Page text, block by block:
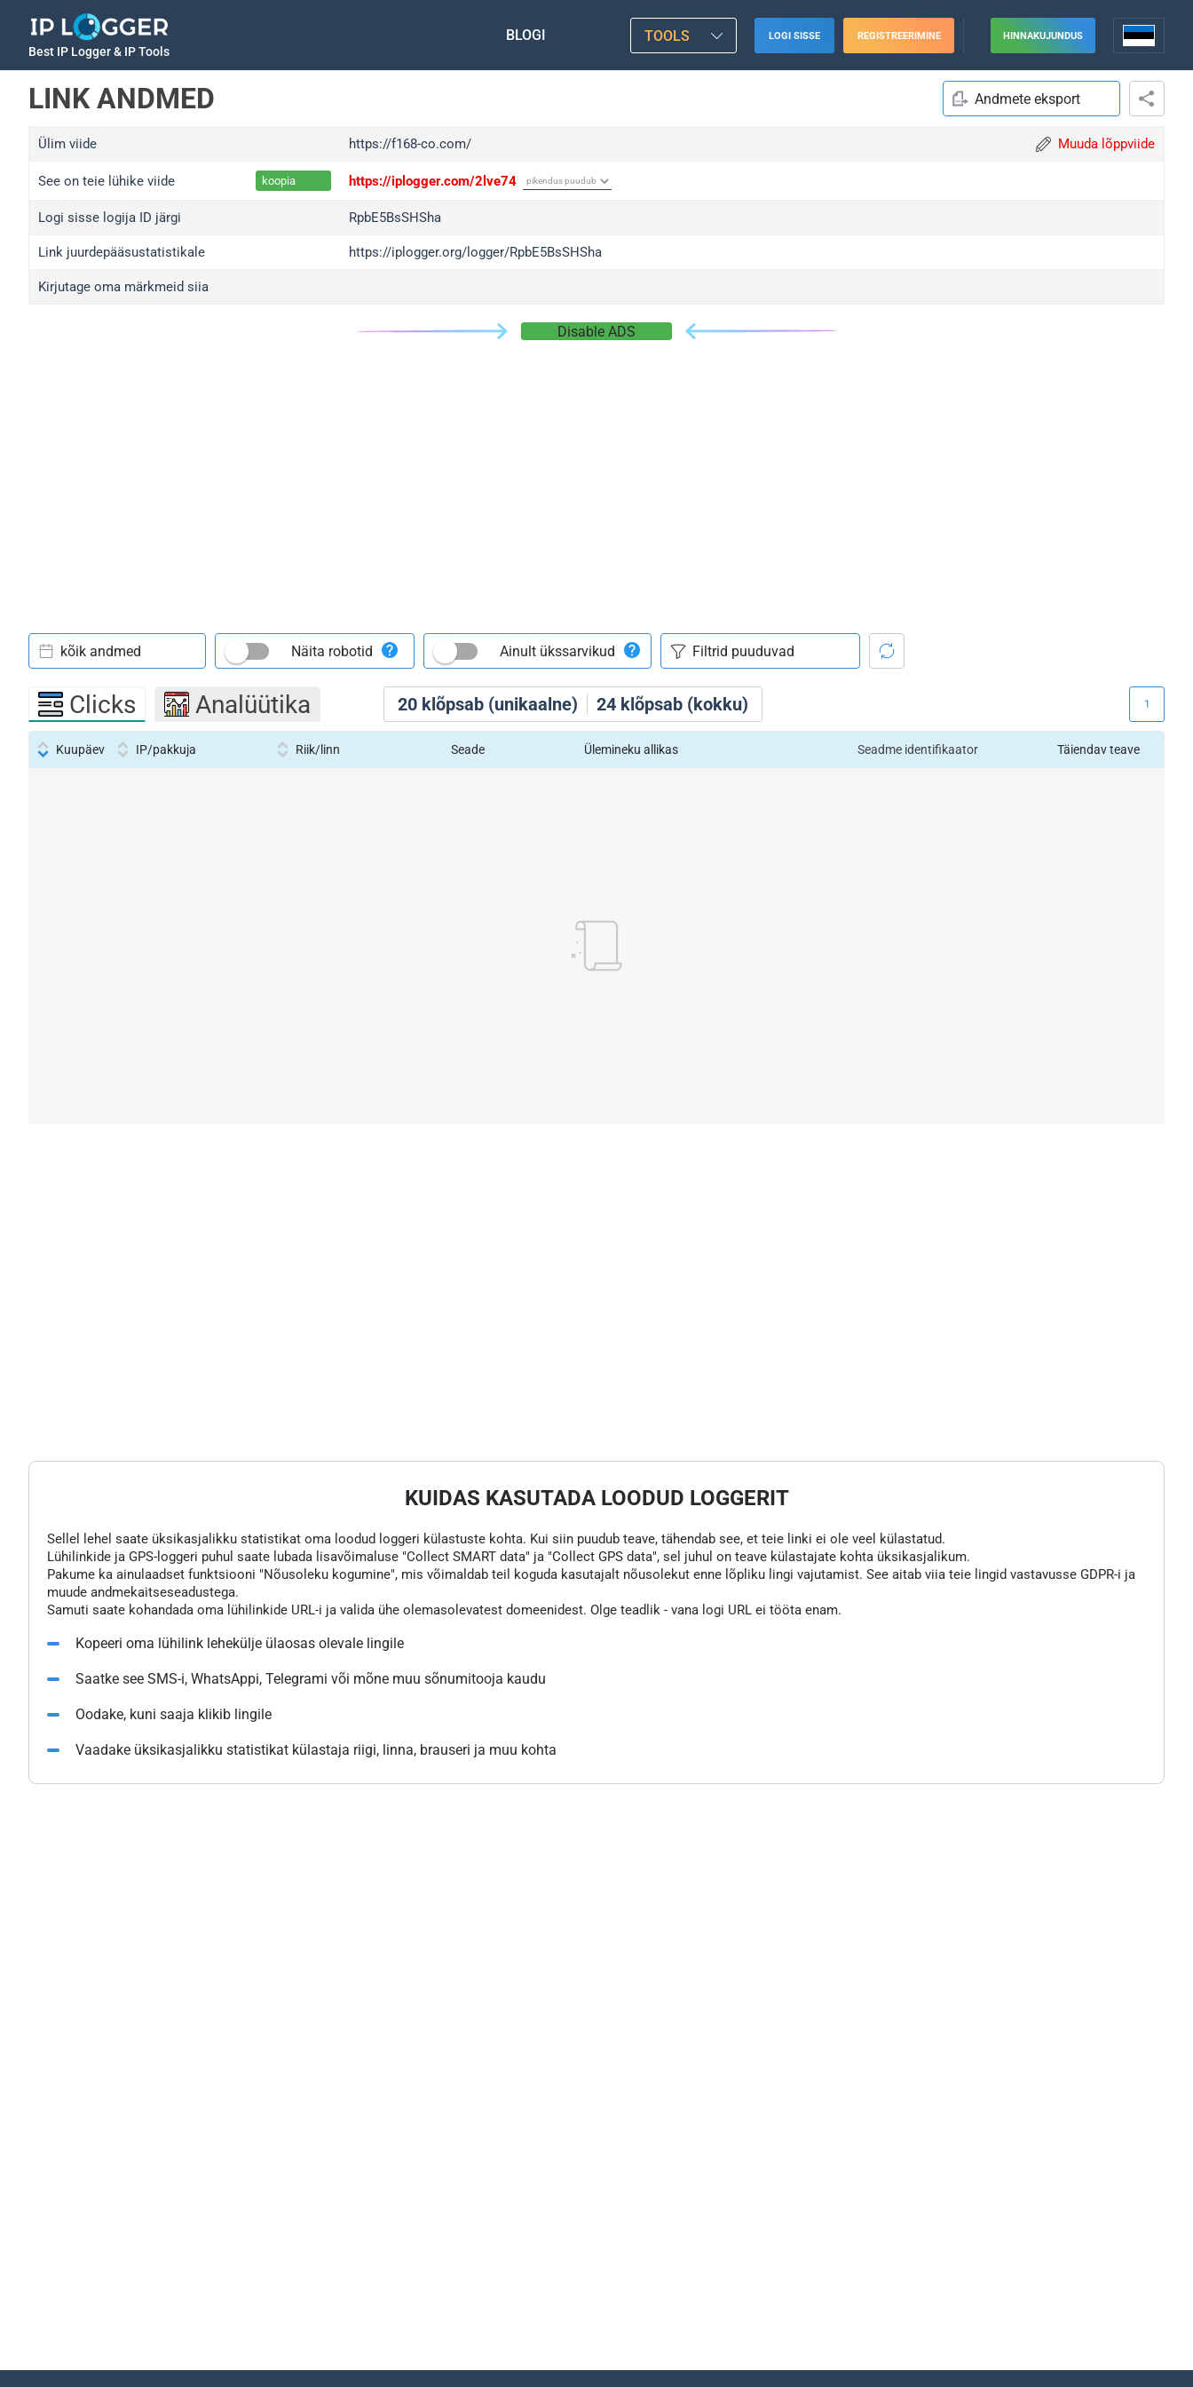
Best IP Logger & IP Tools
BLOGI TOOLS LOGI SISSE REGISTREERIMINE HINNAKUJUNDUS
LINK ANDMED Andmete eksport
Ülim viide https://f168-co.com/ Muuda lõppviide
See on teie lühike viide koopia https://iplogger.com/2lve74
Logi sisse logija ID järgi RpbE5BsSHSha
Link juurdepääsustatistikale https://iplogger.org/logger/RpbE5BsSHSha
Kirjutage oma märkmeid siia
Disable ADS
20 klõpsab (unikaalne) 24 klõpsab (kokku)
kõik andmed Näita robotid Ainult ükssarvikud
Clicks Analüütika 1
Kuupäev IP/pakkuja Riik/linn Seade Ülemineku allikas Seadme identifikaator Täiendav teave
KUIDAS KASUTADA LOODUD LOGGERIT
Sellel lehel saate üksikasjalikku statistikat oma loodud loggeri külastuste kohta. Kui siin puudub teave, tähendab see, et teie linki ei ole veel külastatud.
Lühilinkide ja GPS-loggeri puhul saate lubada lisavõimaluse "Collect SMART data" ja "Collect GPS data", sel juhul on teave külastajate kohta üksikasjalikum.
Pakume ka ainulaadset funktsiooni "Nõusoleku kogumine", mis võimaldab teil koguda kasutajalt nõusolekut enne lõpliku lingi vajutamist. See aitab viia teie lingid vastavusse GDPR-i ja
muude andmekaitseseadustega.
Samuti saate kohandada oma lühilinkide URL-i ja valida ühe olemasolevatest domeenidest. Olge teadlik - vana logi URL ei tööta enam.
Kopeeri oma lühilink lehekülje ülaosas olevale lingile
Saatke see SMS-i, WhatsAppi, Telegrami või mõne muu sõnumitooja kaudu
Oodake, kuni saaja klikib lingile
Vaadake üksikasjalikku statistikat külastaja riigi, linna, brauseri ja muu kohta